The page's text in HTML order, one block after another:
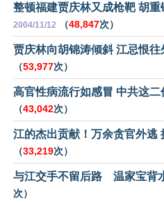
整顿福建贾庆林又成枪靶 胡
2004/11/12 （48,847次）
贾庆林向胡锦涛倾斜 江忌恨往
（53,977次）
高官性病流行如感冒 中共这
（43,042次）
江的杰出贡献！万余贪官外逃
（33,219次）
与江交手不留后路 温家宝背
次）